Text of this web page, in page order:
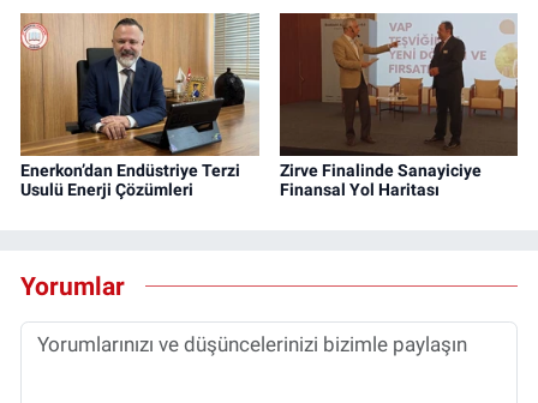
Enerkon’dan Endüstriye Terzi
Usulü Enerji Çözümleri
Zirve Finalinde Sanayiciye
Finansal Yol Haritası
Yorumlar